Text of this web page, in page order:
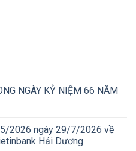
NGÀY KỶ NIỆM 66 NĂM
2026 ngày 29/7/2026 về
Hải Dương